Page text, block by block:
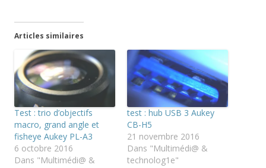
e
r
p
o
u
r
i
m
p
r
i
m
e
r
o
u
v
r
e
z
p
o
u
r
p
a
r
t
g
e
r
u
r
T
w
o
u
r
p
a
r
t
g
r
Articles similaires
Test : trio d’objectifs
macro, grand angle et
fisheye Aukey PL-A3
6 octobre 2016
Dans "Multimédi@ &
test : hub USB 3 Aukey
CB-H5
21 novembre 2016
Dans "Multimédi@ &
technolog1e"